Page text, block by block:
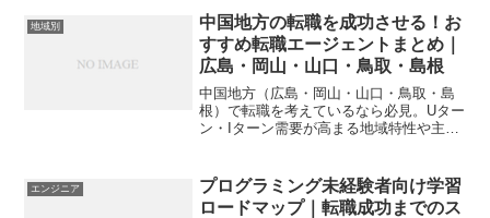
く、応募者が企業への志望度や熱意をア
ピールする絶好のチャンス...
地域別
中国地方の転職を成功させる！お
すすめ転職エージェントまとめ｜
広島・岡山・山口・鳥取・島根
中国地方（広島・岡山・山口・鳥取・島
根）で転職を考えているなら必見。Uター
ン・Iターン需要が高まる地域特性や主な
キャリアを築くための情報が満載です。
エンジニア
プログラミング未経験者向け学習
ロードマップ｜転職成功までのス